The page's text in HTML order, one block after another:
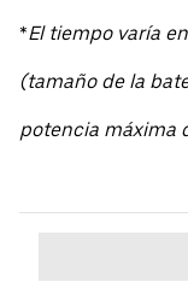
*El tiempo varía
(tamaño de la
potencia máxima